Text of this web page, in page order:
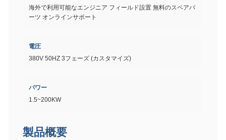
海外で利用可能なエンジニア フィールド設置 無料のスペアパ
ーツ オンラインサポート
電圧
380V 50HZ 3フェーズ (カスタマイズ)
パワー
1.5~200KW
製品概要